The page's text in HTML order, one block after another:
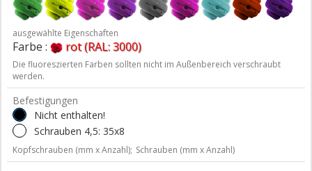
ausgewählte Eigenschaften
Farbe : rot (RAL: 3000)
Die fluoreszierten Farben sollten nicht im Außenbereich verschraubt
werden.
Befestigungen
Nicht enthalten!
Schrauben 4,5: 35x8
Kopfschrauben (mm x Anzahl); Schrauben (mm x Anzahl)